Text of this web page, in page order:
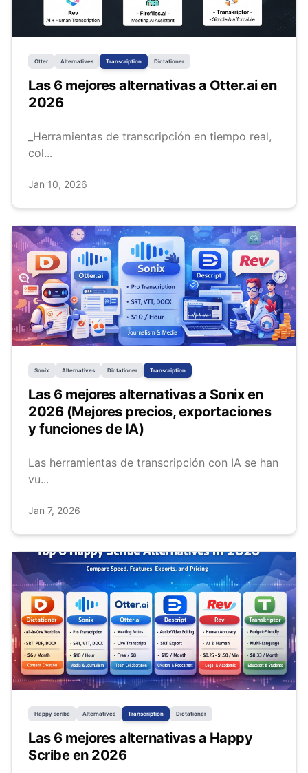
Otter Alternatives Transcription Dictationer
Las 6 mejores alternativas a Otter.ai en
2026
_Herramientas de transcripción en tiempo real,
col...
Jan 10, 2026
Sonix Alternatives Dictationer Transcription
Las 6 mejores alternativas a Sonix en
2026 (Mejores precios, exportaciones
y funciones de IA)
Las herramientas de transcripción con IA se han
vu...
Jan 7, 2026
Happy scribe Alternatives Transcription Dictationer
Las 6 mejores alternativas a Happy
Scribe en 2026